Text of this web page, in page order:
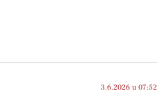
3.6.2026 u 07:52